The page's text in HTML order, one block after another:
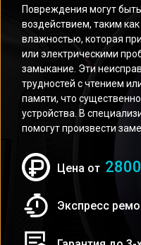
Повреждения могут
воздействием, таким
влажностью, которая
или электрическими
замыкание. Эти
трудностей с чтением
памяти, что
устройства. В
помогут произвести
Цена от 2800
Экспресс